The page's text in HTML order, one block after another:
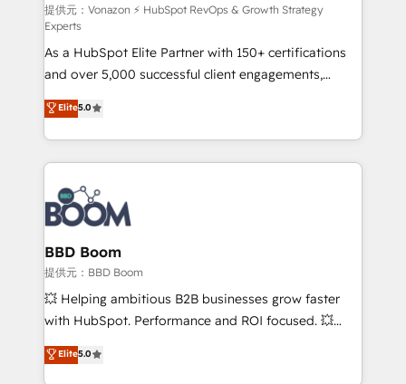
support client (data migration, synchronisation API,
audit et maintenance) ➤ La création de sites internet
de conversion qui transforment les visiteurs en
opportunités d'affaires ➤ La mise en place de
stratégies d'acquisition marketing (SEO, SEA,
inbound, automatisation marketing, ABM, IA,
emailing) Informations clés : - 10 ans d'expérience -
100+ intégrations CRM HubSpot réussies - 40
experts conseil - 150 certifications HubSpot
cumulées
提供元：Vonazon ⚡ HubSpot RevOps & Growth Strategy
Experts
As a HubSpot Elite Partner with 150+ certifications
and over 5,000 successful client engagements,
Vonazon turns marketing complexity into
measurable, scalable growth. From onboarding to
enterprise-grade campaigns, our in-house team
builds scalable strategies that drive long-term
revenue. ⚙️ HubSpot Integration & Optimization •
Seamless CRM, CMS, and automation setup •
Complex platform migrations and data cleanups •
Custom APIs and third-party integrations 📈 End-to-
End Revenue Acceleration • Lifecycle marketing and
pipeline growth programs • Sales enablement tools
and CRM optimization • Retention strategies with
Execution • 750+ onboardings and 2,000+
implementations • Deep expertise across marketing,
Elite5.0
BBD Boom
提供元：BBD Boom
💥 Helping ambitious B2B businesses grow faster
with HubSpot. Performance and ROI focused. 💥
BBD Boom is the HubSpot partner that can help you
to HubSpot Better. We work with your teams to
Elite5.0